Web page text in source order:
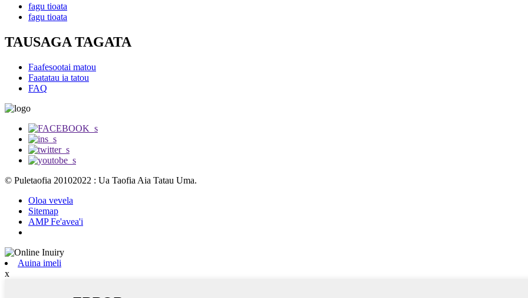
fagu tioata
fagu tioata
TAUSAGA TAGATA
Faafesootai matou
Faatatau ia tatou
FAQ
© Puletaofia 20102022 : Ua Taofia Aia Tatau Uma.
Oloa vevela
Sitemap
AMP Fe'avea'i
Auina imeli
x